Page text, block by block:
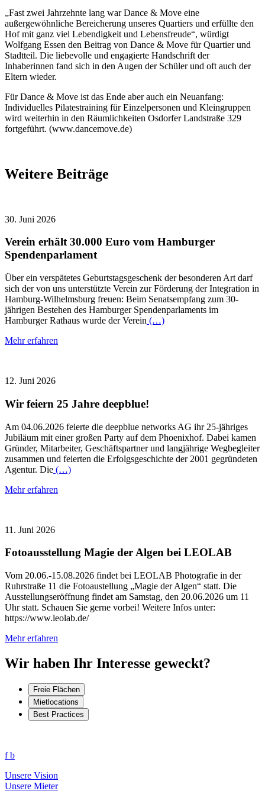
„Fast zwei Jahrzehnte lang war Dance & Move eine
außergewöhnliche Bereicherung unseres Quartiers und erfüllte den
Hof mit ganz viel Lebendigkeit und Lebensfreude“, würdigt
Wolfgang Essen den Beitrag von Dance & Move für Quartier und
Stadtteil. Die liebevolle und engagierte Handschrift der
Inhaberinnen fand sich in den Augen der Schüler und oft auch der
Eltern wieder.
Für Dance & Move ist das Ende aber auch ein Neuanfang:
Individuelles Pilatestraining für Einzelpersonen und Kleingruppen
wird weiterhin in den Räumlichkeiten Osdorfer Landstraße 329
fortgeführt. (www.dancemove.de)
Weitere Beiträge
30. Juni 2026
Verein erhält 30.000 Euro vom Hamburger
Spendenparlament
Über ein verspätetes Geburtstagsgeschenk der besonderen Art darf
sich der von uns unterstützte Verein zur Förderung der Integration in
Hamburg-Wilhelmsburg freuen: Beim Senatsempfang zum 30-
jährigen Bestehen des Hamburger Spendenparlaments im
Hamburger Rathaus wurde der Verein (…)
Mehr erfahren
12. Juni 2026
Wir feiern 25 Jahre deepblue!
Am 04.06.2026 feierte die deepblue networks AG ihr 25-jähriges
Jubiläum mit einer großen Party auf dem Phoenixhof. Dabei kamen
Gründer, Mitarbeiter, Geschäftspartner und langjährige Wegbegleiter
zusammen und feierten die Erfolgsgeschichte der 2001 gegründeten
Agentur. Die (…)
Mehr erfahren
11. Juni 2026
Fotoausstellung Magie der Algen bei LEOLAB
Vom 20.06.-15.08.2026 findet bei LEOLAB Photografie in der
Ruhrstraße 11 die Fotoaustellung „Magie der Algen“ statt. Die
Ausstellungseröffnung findet am Samstag, den 20.06.2026 um 11
Uhr statt. Schauen Sie gerne vorbei! Weitere Infos unter:
https://www.leolab.de/
Mehr erfahren
Wir haben Ihr Interesse geweckt?
Freie Flächen
Mietlocations
Best Practices
f b
Unsere Vision
Unsere Mieter